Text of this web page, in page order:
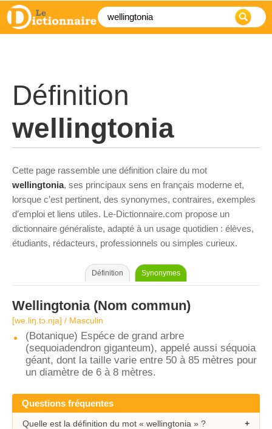
Définition
wellingtonia
Cette page rassemble une définition claire du mot
wellingtonia, ses principaux sens en français moderne et,
lorsque c’est pertinent, des synonymes, contraires, exemples
d’emploi et liens utiles. Le-Dictionnaire.com propose un
dictionnaire généraliste, adapté à un usage quotidien : élèves,
étudiants, rédacteurs, professionnels ou simples curieux.
Définition Synonymes
Wellingtonia(Nom commun)
[we.liŋ.tɔ.nja] / Masculin
(Botanique) Espéce de grand arbre
(sequoiadendron giganteum), appelé aussi séquoia
géant, dont la taille varie entre 50 à 85 mètres pour
un diamètre de 6 à 8 mètres.
Questions fréquentes
Quelle est la définition du mot « wellingtonia » ?